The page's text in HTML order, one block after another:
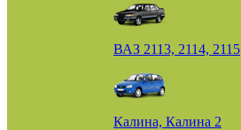
ВАЗ 2113, 2114, 2115
Калина, Калина 2